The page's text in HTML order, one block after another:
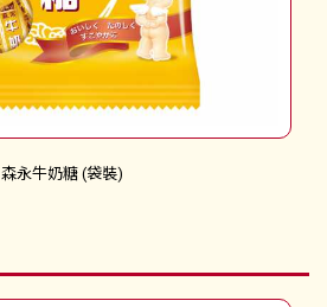
森永牛奶糖 (袋裝)